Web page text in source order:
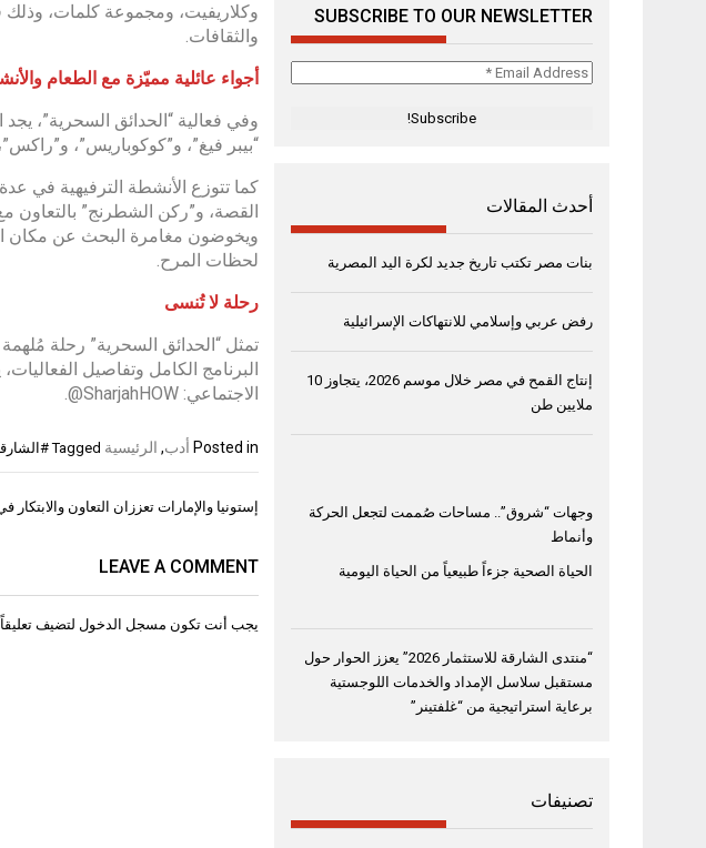
وكلاريفيت، ومجموعة كلمات، وذلك
والثقافات.
أجواء عائلية مميّزة مع الطعام
وفي فعالية “الحدائق السحرية”،
“بيبر فيغ”، و”كوكوباريس”،
كما تتوزع الأنشطة الترفيهية في
القصة، و”ركن الشطرنج” بالتعاون
ويخوضون مغامرة البحث عن مكان
لحظات المرح.
رحلة لا تُنسى
تمثل “الحدائق السحرية” رحلة
الاجتماعي: SharjahHOW@.
Posted in أدب, الرئيسية Tagged
تصفّح
إستونيا والإمارات تعززان التعاون
LEAVE A COMMENT
يجب أنت تكون مسجل الدخول لتضيف
SUBSCRIBE TO OUR NEWSLETTER
Email
أحدث المقالات
بنات مصر تكتب تاريخ جديد لكرة اليد المصرية
رفض عربي وإسلامي للانتهاكات الإسرائيلية
إنتاج القمح في مصر خلال موسم 2026، يتجاوز 10
ملايين طن
وجهات “شروق”.. مساحات صُممت لتجعل الحركة
وأنماط
الحياة الصحية جزءاً طبيعياً من الحياة اليومية
“منتدى الشارقة للاستثمار 2026” يعزز الحوار حول
مستقبل سلاسل الإمداد والخدمات اللوجستية
برعاية استراتيجية من “غلفتينر”
تصنيفات